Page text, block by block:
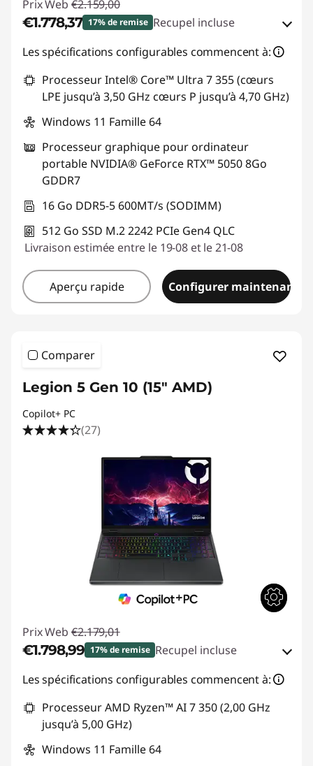
Prix Web €2.159,00
€1.778,37 17% de remise Recupel incluse
Bons de réduction en ligne :-€380,63
Code de réduction : GAMING-DEAL
Les spécifications configurables commencent à:
Processeur Intel® Core™ Ultra 7 355 (cœurs
LPE jusqu’à 3,50 GHz cœurs P jusqu’à 4,70 GHz)
Windows 11 Famille 64
Processeur graphique pour ordinateur
portable NVIDIA® GeForce RTX™ 5050 8Go
GDDR7
16 Go DDR5-5 600MT/s (SODIMM)
512 Go SSD M.2 2242 PCIe Gen4 QLC
Livraison estimée entre le 19-08 et le 21-08
Aperçu rapide Configurer maintenant
Comparer
Legion 5 Gen 10 (15" AMD)
Copilot+ PC
(27)
Prix Web €2.179,01
€1.798,99 17% de remise Recupel incluse
Bons de réduction en ligne :-€380,02
Code de réduction :GAMING-DEAL
Les spécifications configurables commencent à:
Processeur AMD Ryzen™ AI 7 350 (2,00 GHz
jusqu’à 5,00 GHz)
Windows 11 Famille 64